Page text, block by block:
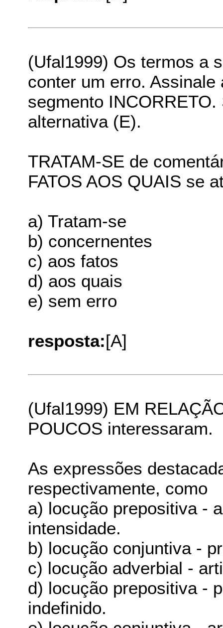
(Ufal1999) Os termos a
conter um erro.
segmento
alternativa (E).
TRATAM-SE de
FATOS AOS QUAIS se
a) Tratam-se
b) concernentes
c) aos fatos
d) aos quais
e) sem erro
resposta:[A]
(Ufal1999) EM
POUCOS interessaram.
As expressões
respectivamente, como
a) locução prepositiva -
intensidade.
b) locução conjuntiva -
c) locução adverbial -
d) locução prepositiva -
indefinido.